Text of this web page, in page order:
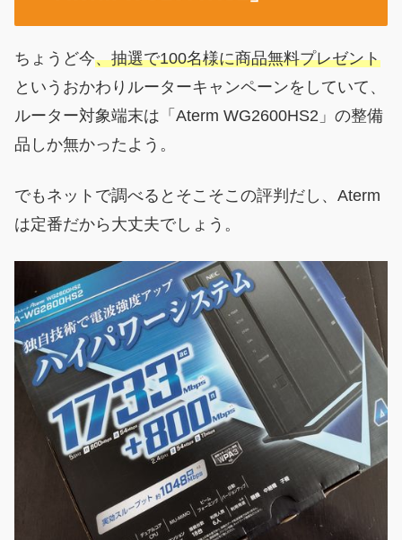
ちょうど今、抽選で100名様に商品無料プレゼント
というおかわりルーターキャンペーンをしていて、
ルーター対象端末は「Aterm WG2600HS2」の整備
品しか無かったよう。
でもネットで調べるとそこそこの評判だし、Aterm
は定番だから大丈夫でしょう。